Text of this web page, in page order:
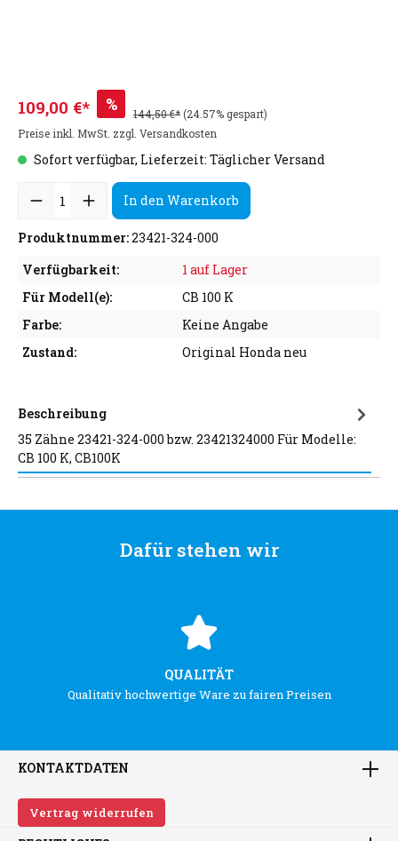
109,00 €* % 144,50 €*(24.57% gespart)
Preise inkl. MwSt. zzgl. Versandkosten
Sofort verfügbar, Lieferzeit: Täglicher Versand
In den Warenkorb
Produktnummer:23421-324-000
Verfügbarkeit:
1 auf Lager
Für Modell(e):
CB 100 K
Farbe:
Keine Angabe
Zustand:
Original Honda neu
Beschreibung
35 Zähne 23421-324-000 bzw. 23421324000 Für Modelle:
CB 100 K, CB100K
Dafür stehen wir
QUALITÄT
Qualitativ hochwertige Ware zu fairen Preisen
KONTAKTDATEN
Vertrag widerrufen